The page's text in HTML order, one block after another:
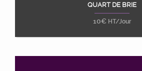
Ajouter au panier
QUART DE BRIE
10€ HT/Jour